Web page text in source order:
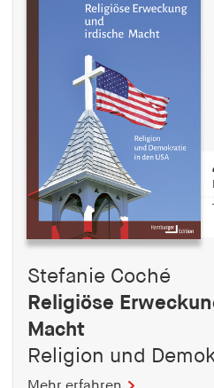
Stefanie Coché
Religiöse
Macht
Religion und